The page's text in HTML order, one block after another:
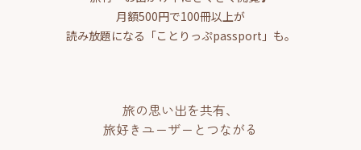
月額500円で100冊以上が
読み放題になる「ことりっぷpassport」も。
旅の思い出を共有、
旅好きユーザーとつながる